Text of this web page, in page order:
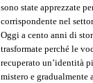
sono state apprezzate
corrispondente nel
Oggi a cento anni di
trasformate perché le
recuperato un’identità
mistero e gradualmente